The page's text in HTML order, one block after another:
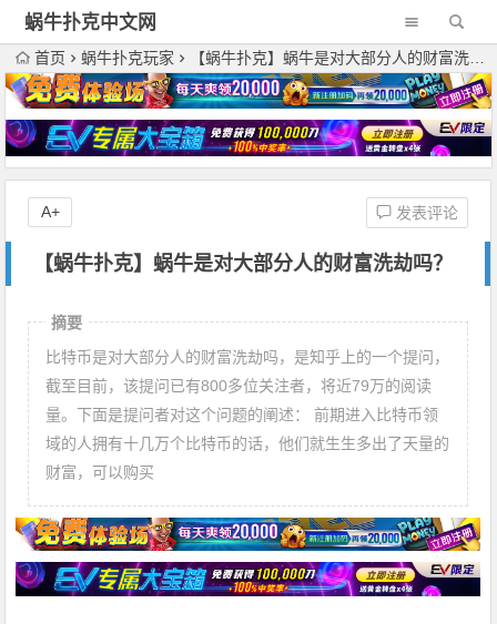
蜗牛扑克中文网
首页 蜗牛扑克玩家 【蜗牛扑克】蜗牛是对大部分人的财富洗劫吗？
【蜗牛扑克】蜗牛是对大部分人的财富洗劫吗？
发表评论
A+
摘要
比特币是对大部分人的财富洗劫吗，是知乎上的一个提问，
截至目前，该提问已有800多位关注者，将近79万的阅读
量。下面是提问者对这个问题的阐述： 前期进入比特币领
域的人拥有十几万个比特币的话，他们就生生多出了天量的
财富，可以购买